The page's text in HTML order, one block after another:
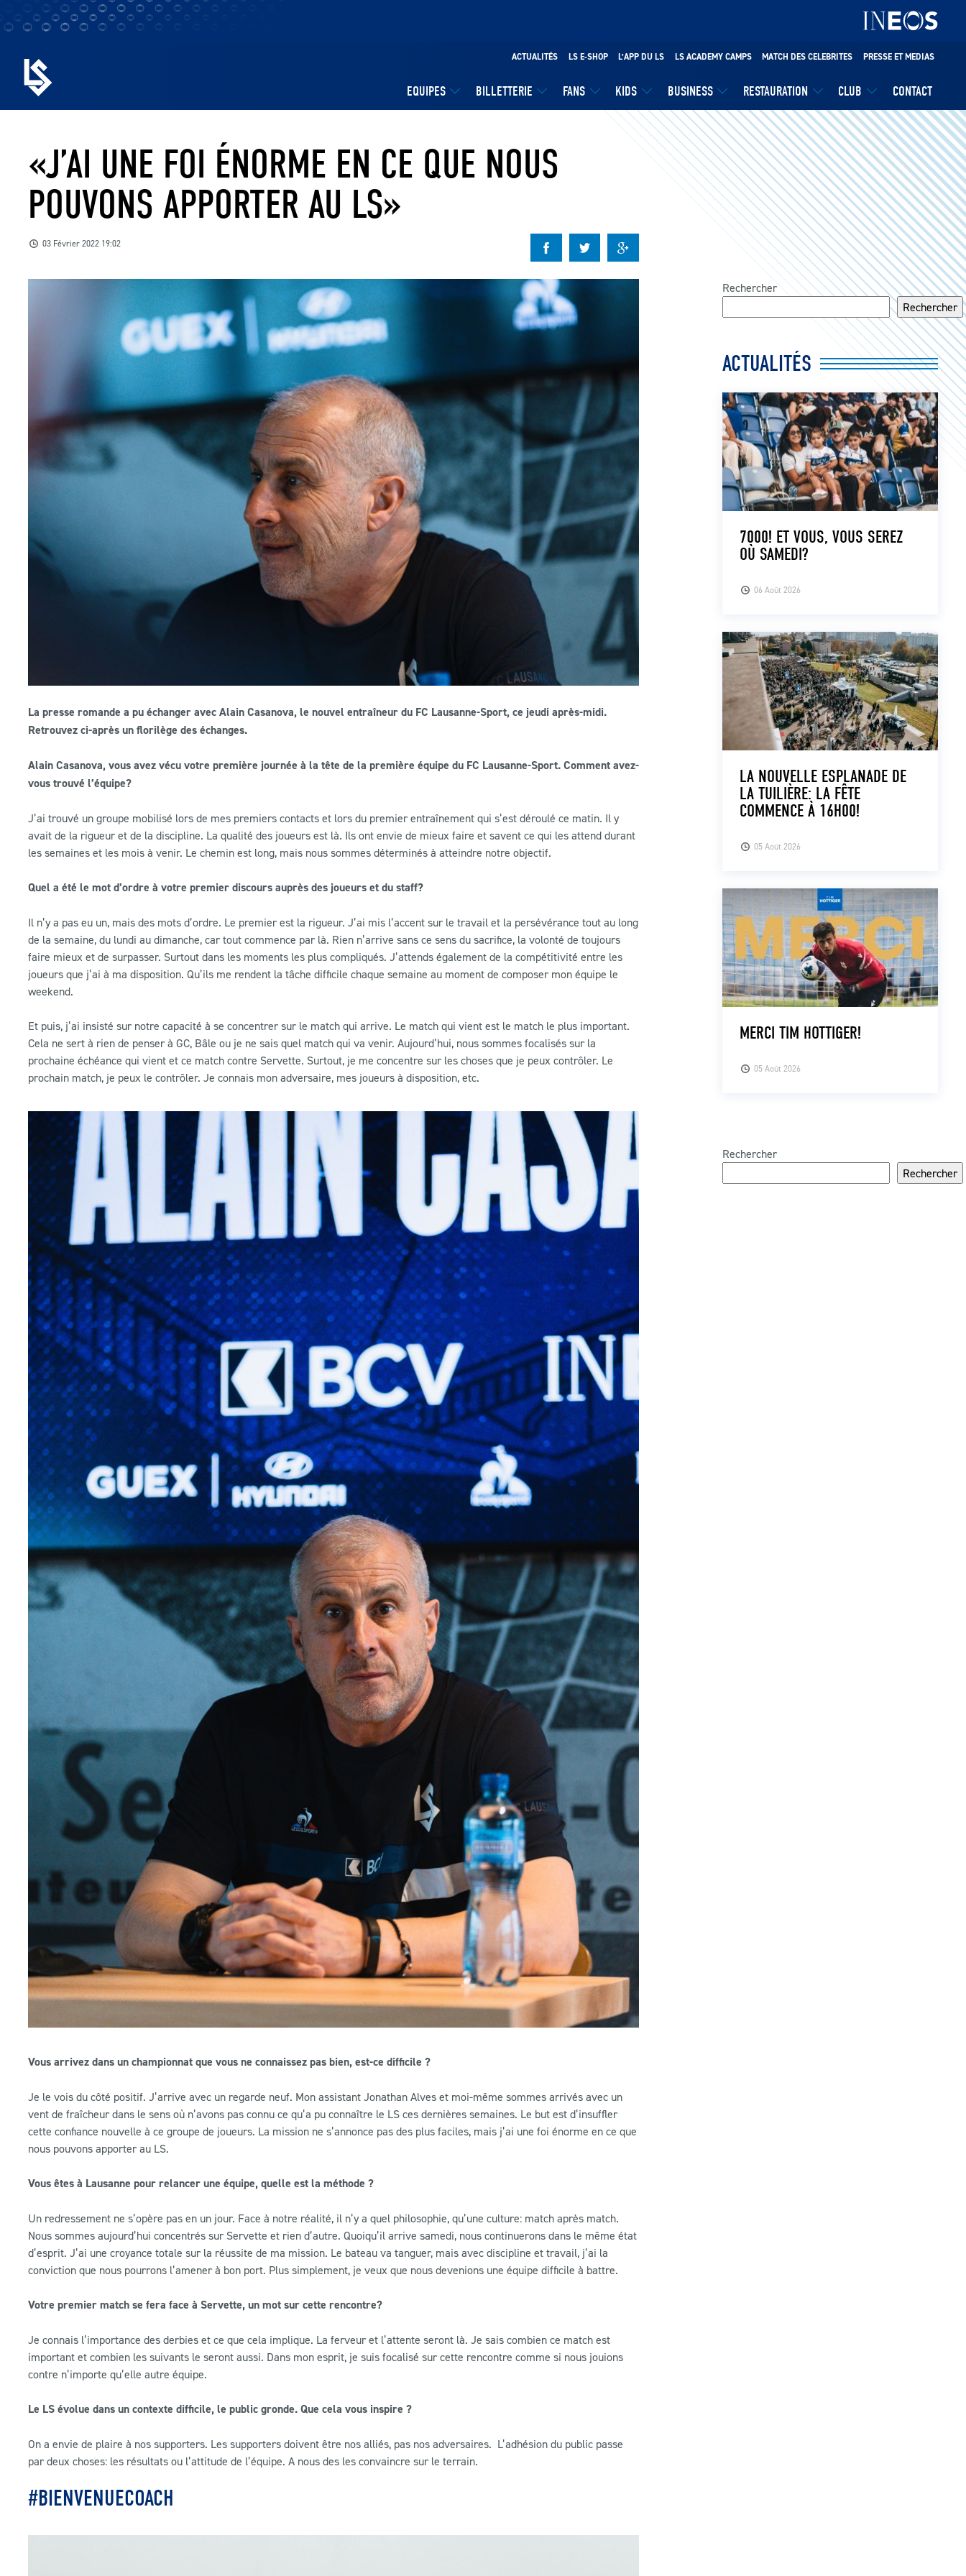
EQUIPES BILLETTERIE FANS KIDS BUSINESS RESTAURATION CLUB CONTACT
ACTUALITÉS LS E-SHOP L’APP DU LS LS ACADEMY CAMPS MATCH DES CELEBRITES PRESSE ET MEDIAS
«J’AI UNE FOI ÉNORME EN CE QUE NOUS
POUVONS APPORTER AU LS»
03 Février 2022 19:02
La presse romande a pu échanger avec Alain Casanova, le nouvel entraîneur du FC Lausanne-Sport, ce jeudi après-midi.
Retrouvez ci-après un florilège des échanges.
Alain Casanova, vous avez vécu votre première journée à la tête de la première équipe du FC Lausanne-Sport. Comment avez-
vous trouvé l’équipe?
J’ai trouvé un groupe mobilisé lors de mes premiers contacts et lors du premier entraînement qui s’est déroulé ce matin. Il y
avait de la rigueur et de la discipline. La qualité des joueurs est là. Ils ont envie de mieux faire et savent ce qui les attend durant
les semaines et les mois à venir. Le chemin est long, mais nous sommes déterminés à atteindre notre objectif.
Quel a été le mot d’ordre à votre premier discours auprès des joueurs et du staff?
Il n’y a pas eu un, mais des mots d’ordre. Le premier est la rigueur. J’ai mis l’accent sur le travail et la persévérance tout au long
de la semaine, du lundi au dimanche, car tout commence par là. Rien n’arrive sans ce sens du sacrifice, la volonté de toujours
faire mieux et de surpasser. Surtout dans les moments les plus compliqués. J’attends également de la compétitivité entre les
joueurs que j’ai à ma disposition. Qu’ils me rendent la tâche difficile chaque semaine au moment de composer mon équipe le
weekend.
Et puis, j’ai insisté sur notre capacité à se concentrer sur le match qui arrive. Le match qui vient est le match le plus important.
Cela ne sert à rien de penser à GC, Bâle ou je ne sais quel match qui va venir. Aujourd’hui, nous sommes focalisés sur la
prochaine échéance qui vient et ce match contre Servette. Surtout, je me concentre sur les choses que je peux contrôler. Le
prochain match, je peux le contrôler. Je connais mon adversaire, mes joueurs à disposition, etc.
Vous arrivez dans un championnat que vous ne connaissez pas bien, est-ce difficile ?
Je le vois du côté positif. J’arrive avec un regarde neuf. Mon assistant Jonathan Alves et moi-même sommes arrivés avec un
vent de fraîcheur dans le sens où n’avons pas connu ce qu’a pu connaître le LS ces dernières semaines. Le but est d’insuffler
cette confiance nouvelle à ce groupe de joueurs. La mission ne s’annonce pas des plus faciles, mais j’ai une foi énorme en ce que
nous pouvons apporter au LS.
Vous êtes à Lausanne pour relancer une équipe, quelle est la méthode ?
Un redressement ne s’opère pas en un jour. Face à notre réalité, il n’y a quel philosophie, qu’une culture: match après match.
Nous sommes aujourd’hui concentrés sur Servette et rien d’autre. Quoiqu’il arrive samedi, nous continuerons dans le même état
d’esprit. J’ai une croyance totale sur la réussite de ma mission. Le bateau va tanguer, mais avec discipline et travail, j’ai la
conviction que nous pourrons l’amener à bon port. Plus simplement, je veux que nous devenions une équipe difficile à battre.
Votre premier match se fera face à Servette, un mot sur cette rencontre?
Je connais l’importance des derbies et ce que cela implique. La ferveur et l’attente seront là. Je sais combien ce match est
important et combien les suivants le seront aussi. Dans mon esprit, je suis focalisé sur cette rencontre comme si nous jouions
contre n’importe qu’elle autre équipe.
Le LS évolue dans un contexte difficile, le public gronde. Que cela vous inspire ?
On a envie de plaire à nos supporters. Les supporters doivent être nos alliés, pas nos adversaires. L’adhésion du public passe
par deux choses: les résultats ou l’attitude de l’équipe. A nous des les convaincre sur le terrain.
#BIENVENUECOACH
Rechercher
Rechercher
ACTUALITÉS
06 Août 2026
7000! ET VOUS, VOUS SEREZ
OÙ SAMEDI?
05 Août 2026
LA NOUVELLE ESPLANADE DE
LA TUILIÈRE: LA FÊTE
COMMENCE À 16H00!
05 Août 2026
MERCI TIM HOTTIGER!
Rechercher
Rechercher